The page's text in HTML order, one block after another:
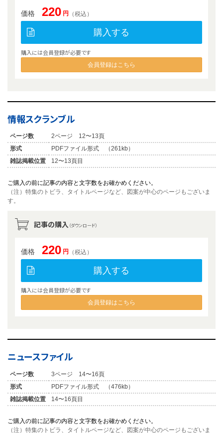
価格 220 円 （税込）
購入する
購入には会員登録が必要です
会員登録はこちら
情報スクランブル
ページ数
2ページ 12〜13頁
形式
PDFファイル形式 （261kb）
雑誌掲載位置
12〜13頁目
ご購入の前に記事の内容と文字数をお確かめください。
（注）特集のトビラ、タイトルページなど、図案が中心のページもございま
す。
記事の購入 （ダウンロード）
価格 220 円 （税込）
購入する
購入には会員登録が必要です
会員登録はこちら
ニュースファイル
ページ数
3ページ 14〜16頁
形式
PDFファイル形式 （476kb）
雑誌掲載位置
14〜16頁目
ご購入の前に記事の内容と文字数をお確かめください。
（注）特集のトビラ、タイトルページなど、図案が中心のページもございま